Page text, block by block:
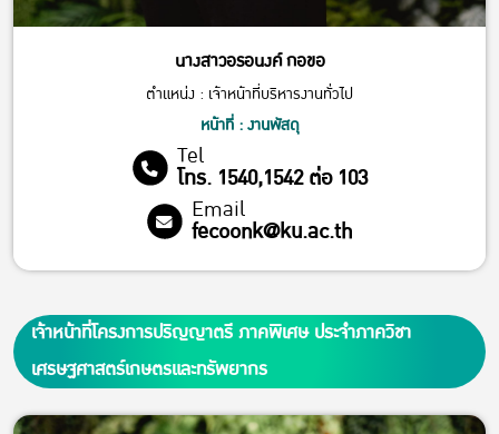
นางสาวอรอนงค์ กอขอ
ตำแหน่ง : เจ้าหน้าที่บริหารงานทั่วไป
หน้าที่ : งานพัสดุ
Tel
โทร. 1540,1542 ต่อ 103
Email
fecoonk@ku.ac.th
เจ้าหน้าที่โครงการปริญญาตรี ภาคพิเศษ ประจำภาควิชา
เศรษฐศาสตร์เกษตรและทรัพยากร